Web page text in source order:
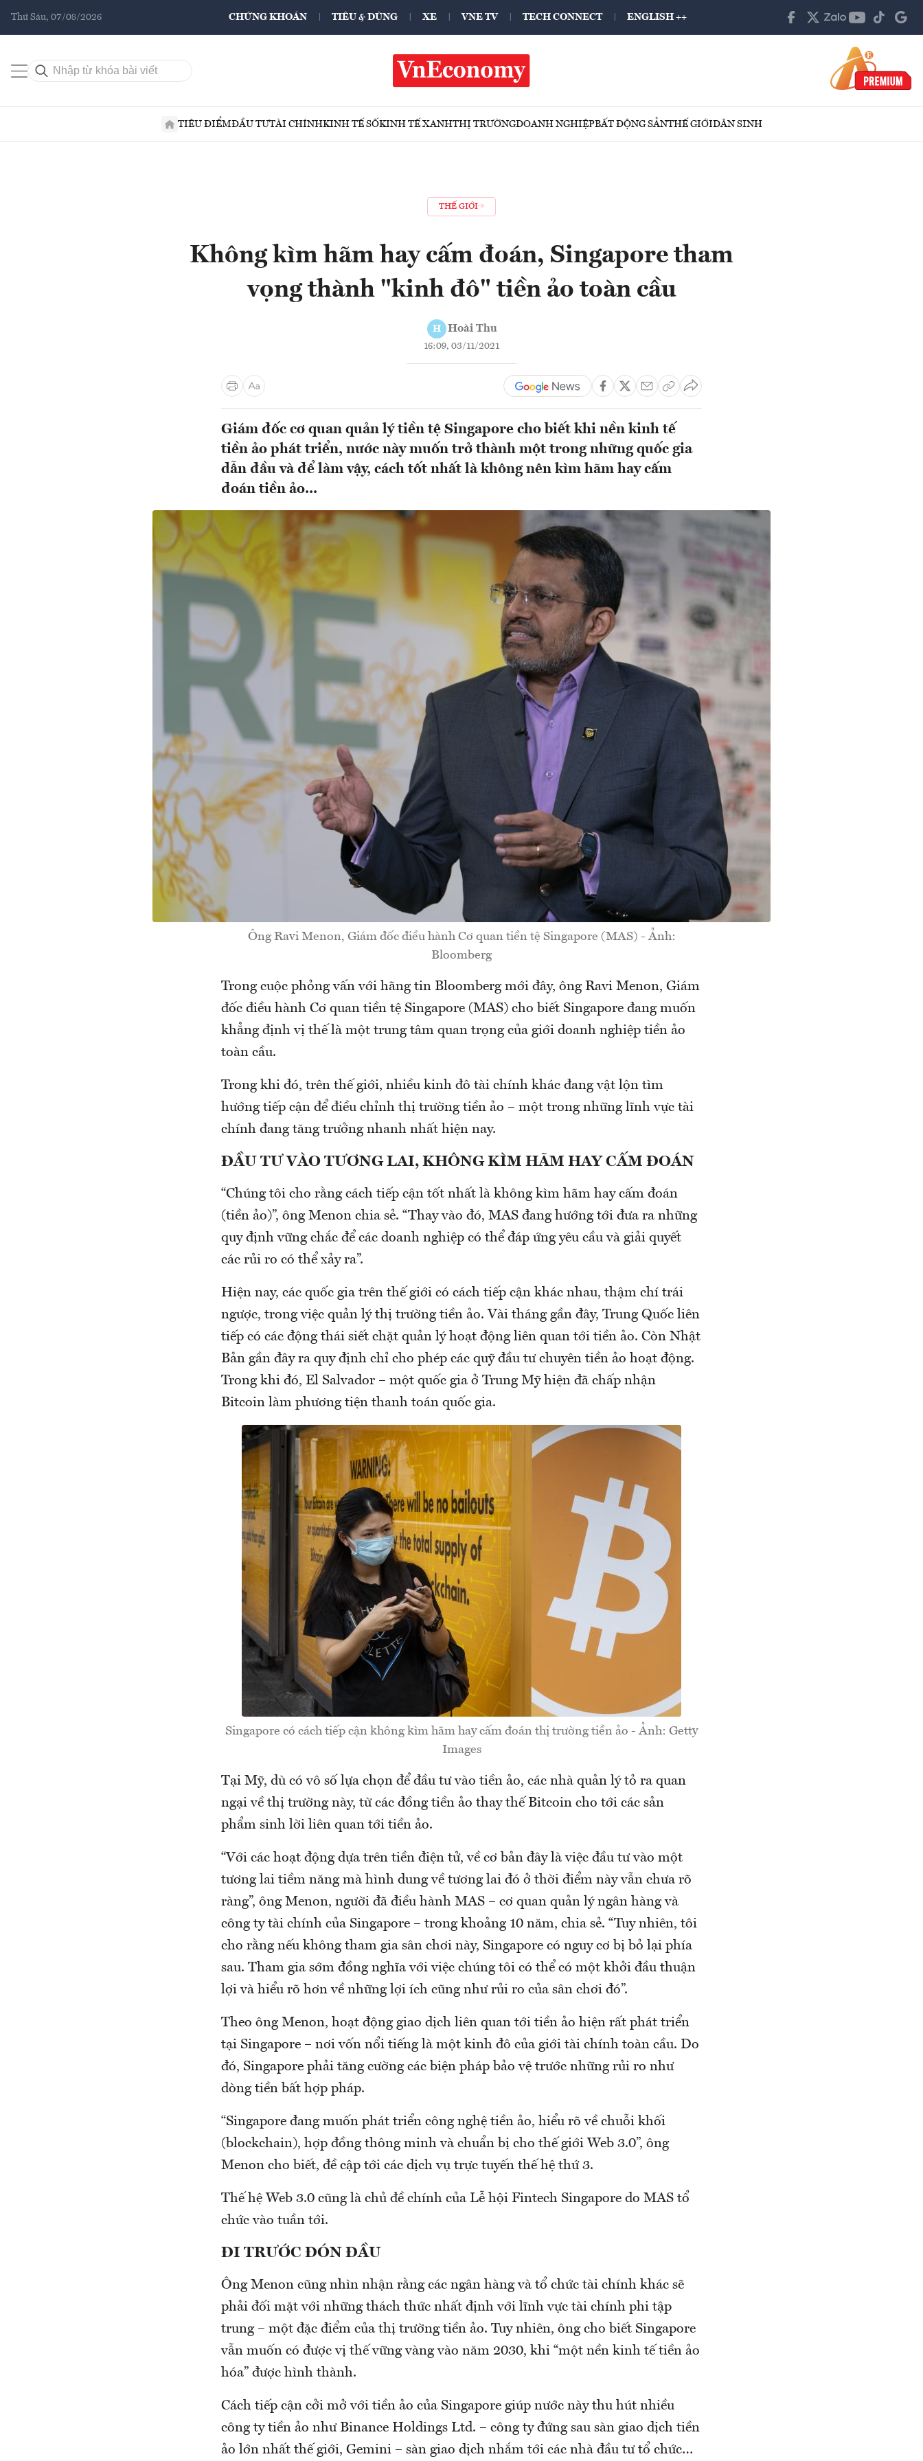
Thứ Sáu, 07/08/2026 CHỨNG KHOÁN TIÊU & DÙNG XE VNE TV TECH CONNECT ENGLISH ++
TIÊU ĐIỂMĐẦU TƯTÀI CHÍNHKINH TẾ SỐKINH TẾ XANHTHỊ TRƯỜNGDOANH NGHIỆPBẤT ĐỘNG SẢNTHẾ GIỚIDÂN SINH
THẾ GIỚI
Không kìm hãm hay cấm đoán, Singapore tham
vọng thành "kinh đô" tiền ảo toàn cầu
H Hoài Thu
16:09, 03/11/2021
Giám đốc cơ quan quản lý tiền tệ Singapore cho biết khi nền kinh tế
tiền ảo phát triển, nước này muốn trở thành một trong những quốc gia
dẫn đầu và để làm vậy, cách tốt nhất là không nên kìm hãm hay cấm
đoán tiền ảo...
Ông Ravi Menon, Giám đốc điều hành Cơ quan tiền tệ Singapore (MAS) - Ảnh:
Bloomberg
Trong cuộc phỏng vấn với hãng tin Bloomberg mới đây, ông Ravi Menon, Giám
đốc điều hành Cơ quan tiền tệ Singapore (MAS) cho biết Singapore đang muốn
khẳng định vị thế là một trung tâm quan trọng của giới doanh nghiệp tiền ảo
toàn cầu.
Trong khi đó, trên thế giới, nhiều kinh đô tài chính khác đang vật lộn tìm
hướng tiếp cận để điều chỉnh thị trường tiền ảo – một trong những lĩnh vực tài
chính đang tăng trưởng nhanh nhất hiện nay.
ĐẦU TƯ VÀO TƯƠNG LAI, KHÔNG KÌM HÃM HAY CẤM ĐOÁN
“Chúng tôi cho rằng cách tiếp cận tốt nhất là không kìm hãm hay cấm đoán
(tiền ảo)”, ông Menon chia sẻ. “Thay vào đó, MAS đang hướng tới đưa ra những
quy định vững chắc để các doanh nghiệp có thể đáp ứng yêu cầu và giải quyết
các rủi ro có thể xảy ra”.
Hiện nay, các quốc gia trên thế giới có cách tiếp cận khác nhau, thậm chí trái
ngược, trong việc quản lý thị trường tiền ảo. Vài tháng gần đây, Trung Quốc liên
tiếp có các động thái siết chặt quản lý hoạt động liên quan tới tiền ảo. Còn Nhật
Bản gần đây ra quy định chỉ cho phép các quỹ đầu tư chuyên tiền ảo hoạt động.
Trong khi đó, El Salvador – một quốc gia ở Trung Mỹ hiện đã chấp nhận
Bitcoin làm phương tiện thanh toán quốc gia.
Singapore có cách tiếp cận không kìm hãm hay cấm đoán thị trường tiền ảo - Ảnh: Getty
Images
Tại Mỹ, dù có vô số lựa chọn để đầu tư vào tiền ảo, các nhà quản lý tỏ ra quan
ngại về thị trường này, từ các đồng tiền ảo thay thế Bitcoin cho tới các sản
phẩm sinh lời liên quan tới tiền ảo.
“Với các hoạt động dựa trên tiền điện tử, về cơ bản đây là việc đầu tư vào một
tương lai tiềm năng mà hình dung về tương lai đó ở thời điểm này vẫn chưa rõ
ràng”, ông Menon, người đã điều hành MAS – cơ quan quản lý ngân hàng và
công ty tài chính của Singapore – trong khoảng 10 năm, chia sẻ. “Tuy nhiên, tôi
cho rằng nếu không tham gia sân chơi này, Singapore có nguy cơ bị bỏ lại phía
sau. Tham gia sớm đồng nghĩa với việc chúng tôi có thể có một khởi đầu thuận
lợi và hiểu rõ hơn về những lợi ích cũng như rủi ro của sân chơi đó”.
Theo ông Menon, hoạt động giao dịch liên quan tới tiền ảo hiện rất phát triển
tại Singapore – nơi vốn nổi tiếng là một kinh đô của giới tài chính toàn cầu. Do
đó, Singapore phải tăng cường các biện pháp bảo vệ trước những rủi ro như
dòng tiền bất hợp pháp.
“Singapore đang muốn phát triển công nghệ tiền ảo, hiểu rõ về chuỗi khối
(blockchain), hợp đồng thông minh và chuẩn bị cho thế giới Web 3.0”, ông
Menon cho biết, đề cập tới các dịch vụ trực tuyến thế hệ thứ 3.
Thế hệ Web 3.0 cũng là chủ đề chính của Lễ hội Fintech Singapore do MAS tổ
chức vào tuần tới.
ĐI TRƯỚC ĐÓN ĐẦU
Ông Menon cũng nhìn nhận rằng các ngân hàng và tổ chức tài chính khác sẽ
phải đối mặt với những thách thức nhất định với lĩnh vực tài chính phi tập
trung – một đặc điểm của thị trường tiền ảo. Tuy nhiên, ông cho biết Singapore
vẫn muốn có được vị thế vững vàng vào năm 2030, khi “một nền kinh tế tiền ảo
hóa” được hình thành.
Cách tiếp cận cởi mở với tiền ảo của Singapore giúp nước này thu hút nhiều
công ty tiền ảo như Binance Holdings Ltd. – công ty đứng sau sàn giao dịch tiền
ảo lớn nhất thế giới, Gemini – sàn giao dịch nhắm tới các nhà đầu tư tổ chức…